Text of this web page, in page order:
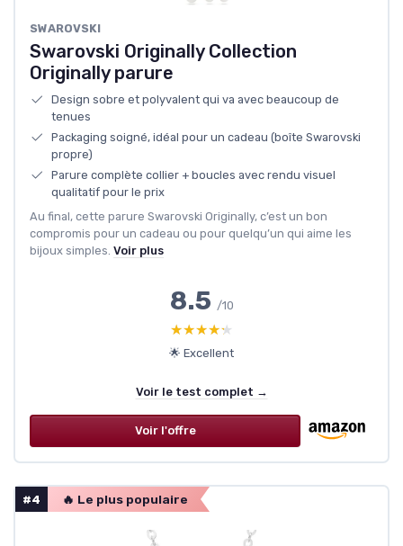
SWAROVSKI
Swarovski Originally Collection
Originally parure
Design sobre et polyvalent qui va avec beaucoup de
tenues
Packaging soigné, idéal pour un cadeau (boîte Swarovski
propre)
Parure complète collier + boucles avec rendu visuel
qualitatif pour le prix
Au final, cette parure Swarovski Originally, c’est un bon
compromis pour un cadeau ou pour quelqu’un qui aime les
bijoux simples. Voir plus
8.5 /10
★★★★★
★★★★★
🌟 Excellent
Voir le test complet →
Voir l'offre
#4 🔥 Le plus populaire